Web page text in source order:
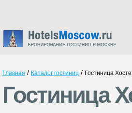
Главная / Каталог гостиниц / Гостиница
Гостиница